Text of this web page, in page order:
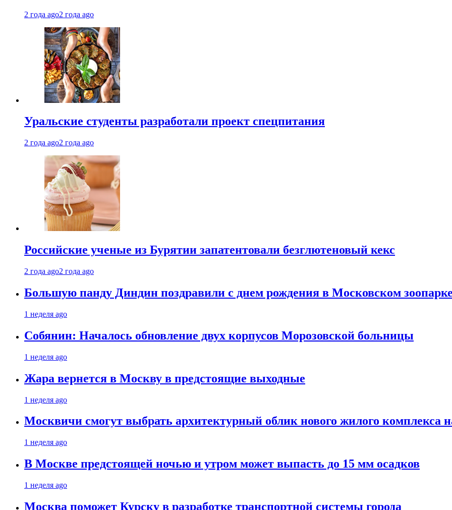
2 года ago2 года ago
Уральские студенты разработали проект спецпитания
2 года ago2 года ago
Российские ученые из Бурятии запатентовали безглютеновый кекс
2 года ago2 года ago
Большую панду Диндин поздравили с днем рождения в Московском зоопарке
1 неделя ago
Собянин: Началось обновление двух корпусов Морозовской больницы
1 неделя ago
Жара вернется в Москву в предстоящие выходные
1 неделя ago
Москвичи смогут выбрать архитектурный облик нового жилого комплекса
1 неделя ago
В Москве предстоящей ночью и утром может выпасть до 15 мм осадков
1 неделя ago
Москва поможет Курску в разработке транспортной системы города